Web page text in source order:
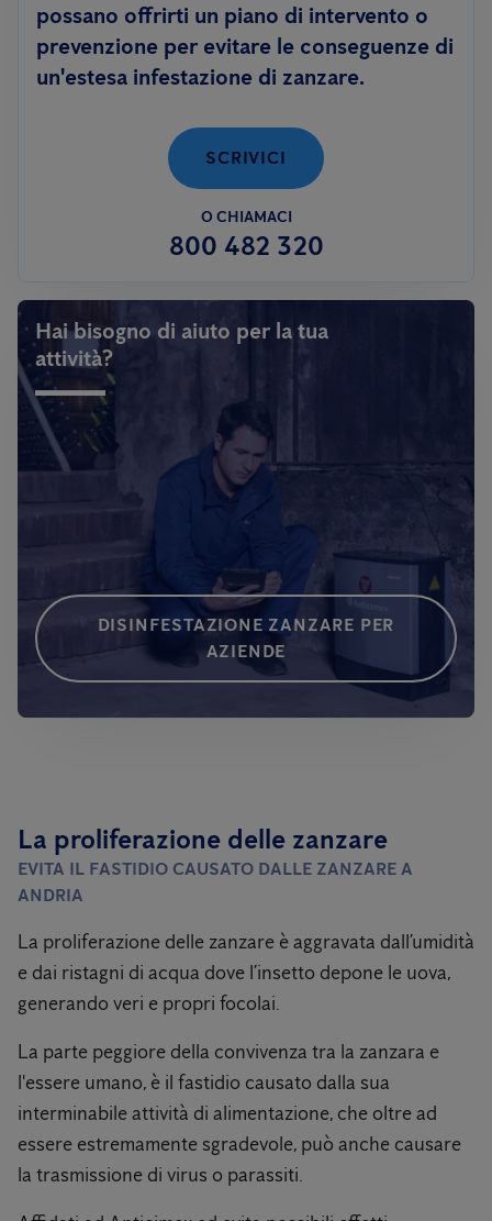
possano offrirti un piano di intervento o
prevenzione per evitare le conseguenze di
un'estesa infestazione di zanzare.
SCRIVICI
O CHIAMACI
800 482 320
Hai bisogno di aiuto per la tua
attività?
DISINFESTAZIONE ZANZARE PER
AZIENDE
La proliferazione delle zanzare
EVITA IL FASTIDIO CAUSATO DALLE ZANZARE A
ANDRIA
La proliferazione delle zanzare è aggravata dall’umidità
e dai ristagni di acqua dove l’insetto depone le uova,
generando veri e propri focolai.
La parte peggiore della convivenza tra la zanzara e
l'essere umano, è il fastidio causato dalla sua
interminabile attività di alimentazione, che oltre ad
essere estremamente sgradevole, può anche causare
la trasmissione di virus o parassiti.